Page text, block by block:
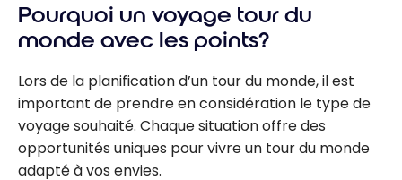
Pourquoi un voyage tour du
monde avec les points?
Lors de la planification d’un tour du monde, il est
important de prendre en considération le type de
voyage souhaité. Chaque situation offre des
opportunités uniques pour vivre un tour du monde
adapté à vos envies.